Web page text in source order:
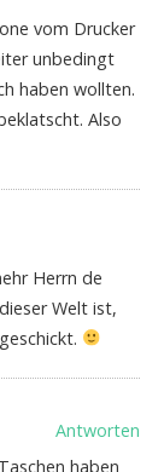
vom Drucker
unbedingt
haben wollten.
Also
Herrn de
Welt ist,
Antworten
haben